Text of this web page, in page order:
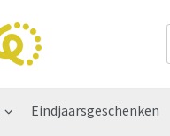
Eindjaarsgeschenken